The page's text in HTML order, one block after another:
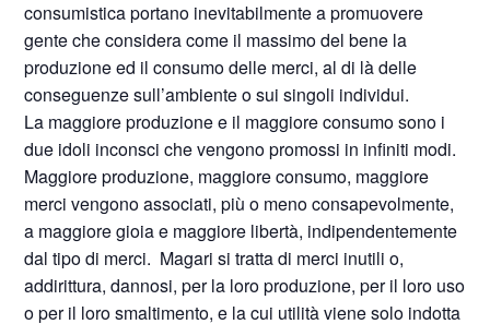
consumistica portano inevitabilmente a promuovere
gente che considera come il massimo del bene la
produzione ed il consumo delle merci, al di là delle
conseguenze sull’ambiente o sui singoli individui.
La maggiore produzione e il maggiore consumo sono i
due idoli inconsci che vengono promossi in infiniti modi.
Maggiore produzione, maggiore consumo, maggiore
merci vengono associati, più o meno consapevolmente,
a maggiore gioia e maggiore libertà, indipendentemente
dal tipo di merci. Magari si tratta di merci inutili o,
addirittura, dannosi, per la loro produzione, per il loro uso
o per il loro smaltimento, e la cui utilità viene solo indotta